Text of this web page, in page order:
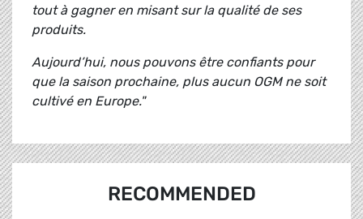
tout à gagner en misant sur la qualité de ses
produits.
Aujourd’hui, nous pouvons être confiants pour
que la saison prochaine, plus aucun OGM ne soit
cultivé en Europe."
RECOMMENDED